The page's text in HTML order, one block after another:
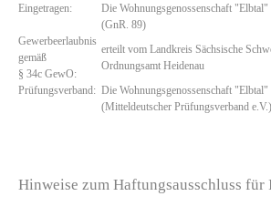
Eingetragen:
Die Wohnungsgenossenschaft
(GnR. 89)
Gewerbeerlaubnis
gemäß
§ 34c GewO:
erteilt vom Landkreis Sächsische
Ordnungsamt Heidenau
Prüfungsverband: Die Wohnungsgenossenschaft
(Mitteldeutscher Prüfungsverband
Hinweise zum Haftungsausschluss für